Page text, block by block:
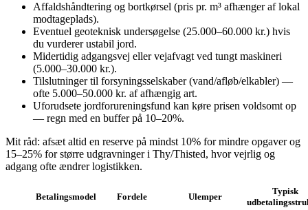
Affaldshåndtering og bortkørsel (pris pr. m³ afhænger af lokal
modtageplads).
Eventuel geoteknisk undersøgelse (25.000–60.000 kr.) hvis
du vurderer ustabil jord.
Midertidig adgangsvej eller vejafvagt ved tungt maskineri
(5.000–30.000 kr.).
Tilslutninger til forsyningsselskaber (vand/afløb/elkabler) —
ofte 5.000–50.000 kr. af afhængig art.
Uforudsete jordforureningsfund kan køre prisen voldsomt op
— regn med en buffer på 10–20%.
Mit råd: afsæt altid en reserve på mindst 10% for mindre opgaver og
15–25% for større udgravninger i Thy/Thisted, hvor vejrlig og
adgang ofte ændrer logistikken.
Betalingsmodel Fordele Ulemper
Typisk